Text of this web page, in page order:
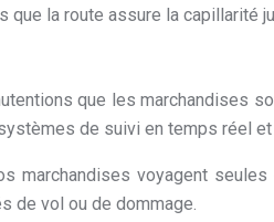
la route assure la capillarité
que les marchandises
de suivi en temps réel
marchandises voyagent
de vol ou de dommage.